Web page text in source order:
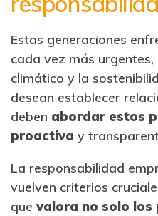
Estas generaciones
cada vez más
climático y la
desean establecer
deben abordar estos
proactiva y
La responsabilidad
vuelven criterios
que valora no solo los